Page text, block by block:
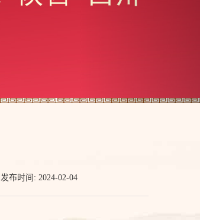
发布时间: 2024-02-04